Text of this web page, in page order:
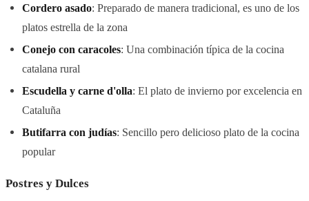
Cordero asado: Preparado de manera tradicional, es uno de los
platos estrella de la zona
Conejo con caracoles: Una combinación típica de la cocina
catalana rural
Escudella y carne d'olla: El plato de invierno por excelencia en
Cataluña
Butifarra con judías: Sencillo pero delicioso plato de la cocina
popular
Postres y Dulces